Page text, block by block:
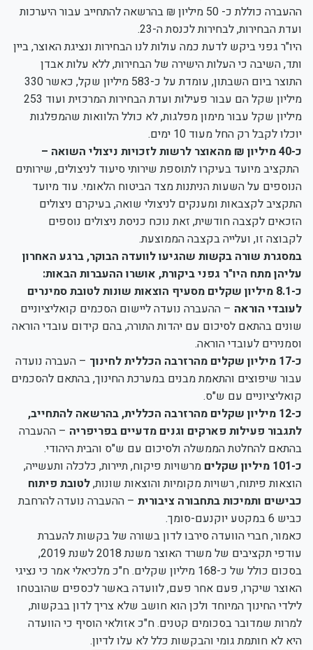
ההעברה כוללת כ- 50 מיליון ₪ בהרשאה להתחייב עבור היערכות
ועדת הבחירות, לבחירות לכנסת ה-23.
היו"ר גפני ביקש לדעת כמה עולות לנו הבחירות ונציגת האוצר, ביין
ותד, השיבה כי העלות הישירה של הבחירות, ללא עלות אבדן
התוצר ביום השבתון, עומדת על כ-583 מיליון שקל, כאשר 330
מיליון שקל הם עבור פעילות ועדת הבחירות המרכזית ועוד 253
מיליון שקל עבור מימון מפלגות, לא כולל הלוואות שהמפלגות
יוכלו לקבל רק החל מעוד 10 ימים.
כ-40 מיליון ₪ מהאוצר לרשות לזכויות ניצולי השואה –
התקציב מיועד בעיקרו לתוספת שירותי סיעוד לניצולים, שירותים
הנוספים על השעות הניתנות מצד הביטוח הלאומי. עוד מיועד
התקציב לקצבאות ומענקים לניצולי שואה, בעיקרם ניצולים
הזכאים לקצבה חודשית, זאת נוכח כניסת ניצולים נוספים
לקבוצה זו, ועלייה בקצבה הממוצעת.
במסגרת שורה בקשות שהגיעו לוועדה הבוקר, ברגע האחרון
עליהן מתח היו"ר גפני ביקורת, אושרו ההעברות הבאות:
כ-8.1 מיליון שקלים מסעיף הוצאות שונות לטובת סמינרים
לעובדי הוראה – ההעברה נועדה ליישום הסכמים קואליציוניים
שונים בהתאם לסיכום עם יהדות התורה, בהם קידום עובדי הוראה
וסמנירים לעובדי הוראה.
כ-17 מיליון שקלים מהרזרבה הכללית לחינוך
– העברה נועדה
עבור שיפוצים והתאמת מבנים במערכת החינוך, בהתאם להסכמים
קואליציוניים עם ש"ס.
כ-12 מיליון שקלים מהרזרבה הכללית, בהרשאה להתחייב,
לתגבור פעילות פארקים וגנים מדעיים בפריפריה – ההעברה
בהתאם להחלטת הממשלה ולסיכום עם ש"ס והבית היהודי.
כ-101 מיליון שקלים
מרשויות פיקוח, תיירות, כלכלה ותעשייה,
הוצאות פיתוח, רשויות מקומיות והוצאות שונות,לטובת פיתוח
כבישים ותמיכות בתחבורה ציבורית – ההעברה נועדה להרחבת
כביש 6 במקטע יוקנעם-סומך.
כאמור, חברי הוועדה סירבו לדון בשורה של בקשות להעברת
עודפי תקציבים של משרד האוצר משנת 2018 לשנת 2019,
בסכום כולל של כ-168 מיליון שקלים. ח"כ מלכיאלי אמר כי נציגי
האוצר שיקרו, פעם אחר פעם, לוועדה באשר לכספים שהובטחו
לילדי החינוך המיוחד ולכן הוא חושב שלא צריך לדון בבקשות,
למרות שמדובר בסכומים קטנים. ח"כ אזולאי הוסיף כי הוועדה
היא לא חותמת גומי והבקשות כלל לא עלו לדיון.